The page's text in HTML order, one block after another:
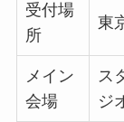
受付場
所
東
メイン
会場
ス
ジ